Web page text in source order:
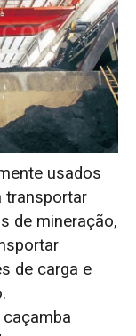
usados
transportar
de mineração,
de carga e